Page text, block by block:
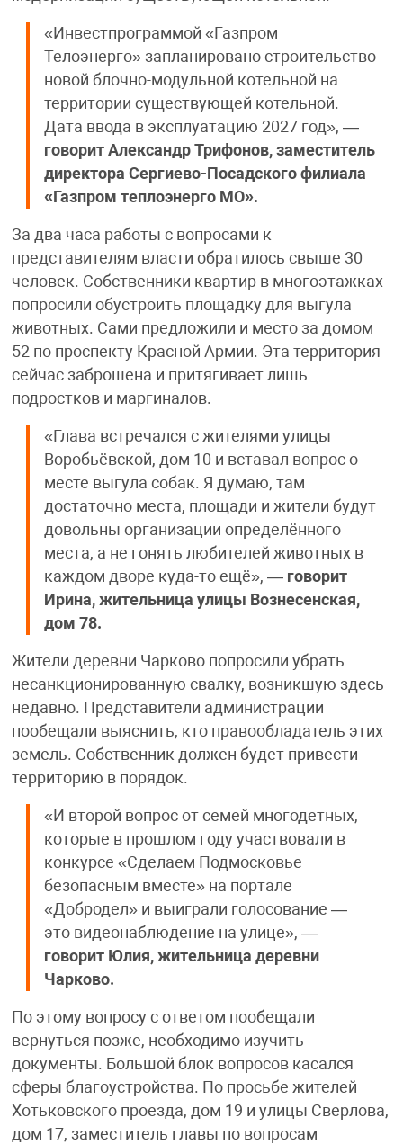
«Инвестпрограммой «Газпром
Телоэнерго» запланировано строительство
новой блочно-модульной котельной на
территории существующей котельной.
Дата ввода в эксплуатацию 2027 год», —
говорит Александр Трифонов, заместитель
директора Сергиево-Посадского филиала
«Газпром теплоэнерго МО».
За два часа работы с вопросами к
представителям власти обратилось свыше 30
человек. Собственники квартир в многоэтажках
попросили обустроить площадку для выгула
животных. Сами предложили и место за домом
52 по проспекту Красной Армии. Эта территория
сейчас заброшена и притягивает лишь
подростков и маргиналов.
«Глава встречался с жителями улицы
Воробьёвской, дом 10 и вставал вопрос о
месте выгула собак. Я думаю, там
достаточно места, площади и жители будут
довольны организации определённого
места, а не гонять любителей животных в
каждом дворе куда-то ещё», — говорит
Ирина, жительница улицы Вознесенская,
дом 78.
Жители деревни Чарково попросили убрать
несанкционированную свалку, возникшую здесь
недавно. Представители администрации
пообещали выяснить, кто правообладатель этих
земель. Собственник должен будет привести
территорию в порядок.
«И второй вопрос от семей многодетных,
которые в прошлом году участвовали в
конкурсе «Сделаем Подмосковье
безопасным вместе» на портале
«Добродел» и выиграли голосование —
это видеонаблюдение на улице», —
говорит Юлия, жительница деревни
Чарково.
По этому вопросу с ответом пообещали
вернуться позже, необходимо изучить
документы. Большой блок вопросов касался
сферы благоустройства. По просьбе жителей
Хотьковского проезда, дом 19 и улицы Сверлова,
дом 17, заместитель главы по вопросам